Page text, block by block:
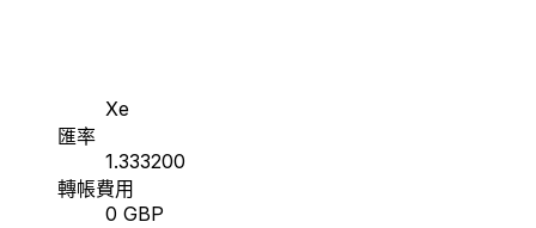
Xe
匯率
1.333200
轉帳費用
0 GBP